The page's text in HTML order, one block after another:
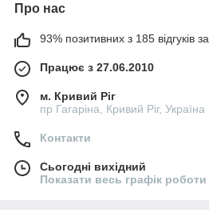
Про нас
93% позитивних з 185 відгуків за
Працює з 27.06.2010
м. Кривий Ріг
пр Гагаріна, Кривий Ріг, Україна
Контакти
Сьогодні вихідний
Показати весь графік роботи